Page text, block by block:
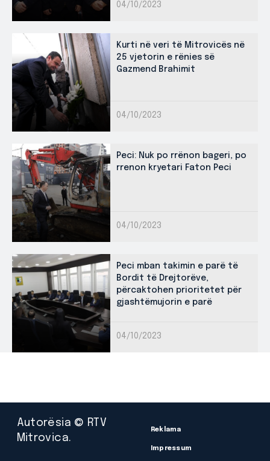
04/10/2023
Kurti në veri të Mitrovicës në
25 vjetorin e rënies së
Gazmend Brahimit
04/10/2023
Peci: Nuk po rrënon bageri, po
rrenon kryetari Faton Peci
04/10/2023
Peci mban takimin e parë të
Bordit të Drejtorëve,
përcaktohen prioritetet për
gjashtëmujorin e parë
04/10/2023
Autorësia © RTV
Mitrovica.
Reklama
Impressum